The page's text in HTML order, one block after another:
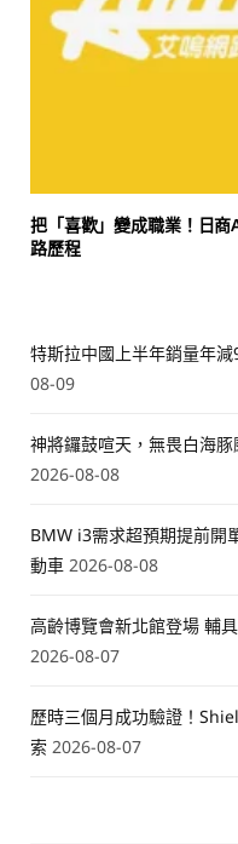
把「喜歡」變成職業！日
路歷程
特斯拉中國上半年銷量年
08-09
神將鑼鼓喧天，無畏白海
2026-08-08
BMW i3需求超預期提前開
動車 2026-08-08
高齡博覽會新北館登場 輔
2026-08-07
歷時三個月成功驗證！
索 2026-08-07